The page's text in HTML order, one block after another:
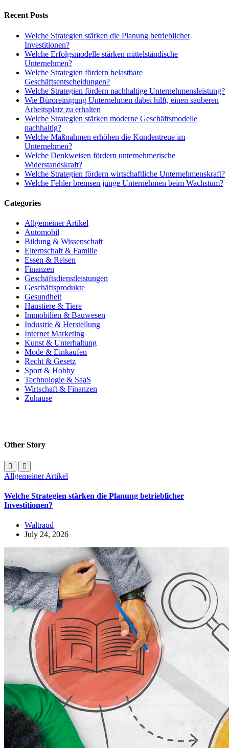
Recent Posts
Welche Strategien stärken die Planung betrieblicher
Investitionen?
Welche Erfolgsmodelle stärken mittelständische
Unternehmen?
Welche Strategien fördern belastbare
Geschäftsentscheidungen?
Welche Strategien fördern nachhaltige Unternehmensleistung?
Wie Büroreinigung Unternehmen dabei hilft, einen sauberen
Arbeitsplatz zu erhalten
Welche Strategien stärken moderne Geschäftsmodelle
nachhaltig?
Welche Maßnahmen erhöhen die Kundentreue im
Unternehmen?
Welche Denkweisen fördern unternehmerische
Widerstandskraft?
Welche Strategien fördern wirtschaftliche Unternehmenskraft?
Welche Fehler bremsen junge Unternehmen beim Wachstum?
Categories
Allgemeiner Artikel
Automobil
Bildung & Wissenschaft
Elternschaft & Familie
Essen & Reisen
Finanzen
Geschäftsdienstleistungen
Geschäftsprodukte
Gesundheit
Haustiere & Tiere
Immobilien & Bauwesen
Industrie & Herstellung
Internet Marketing
Kunst & Unterhaltung
Mode & Einkaufen
Recht & Gesetz
Sport & Hobby
Technologie & SaaS
Wirtschaft & Finanzen
Zuhause
Other Story
Allgemeiner Artikel
Welche Strategien stärken die Planung betrieblicher
Investitionen?
Waltraud
July 24, 2026